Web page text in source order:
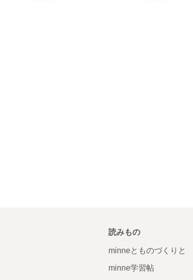
読みもの
minneとものづくりと
minne学習帖